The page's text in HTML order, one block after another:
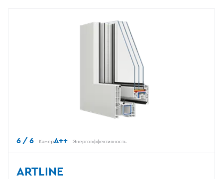
6 / 6 КамерA++ Энергоэффективность
ARTLINE